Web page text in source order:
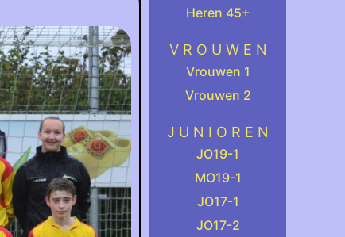
Heren 45+
V R O U W E N
Vrouwen 1
Vrouwen 2
J U N I O R E N
JO19-1
MO19-1
JO17-1
JO17-2